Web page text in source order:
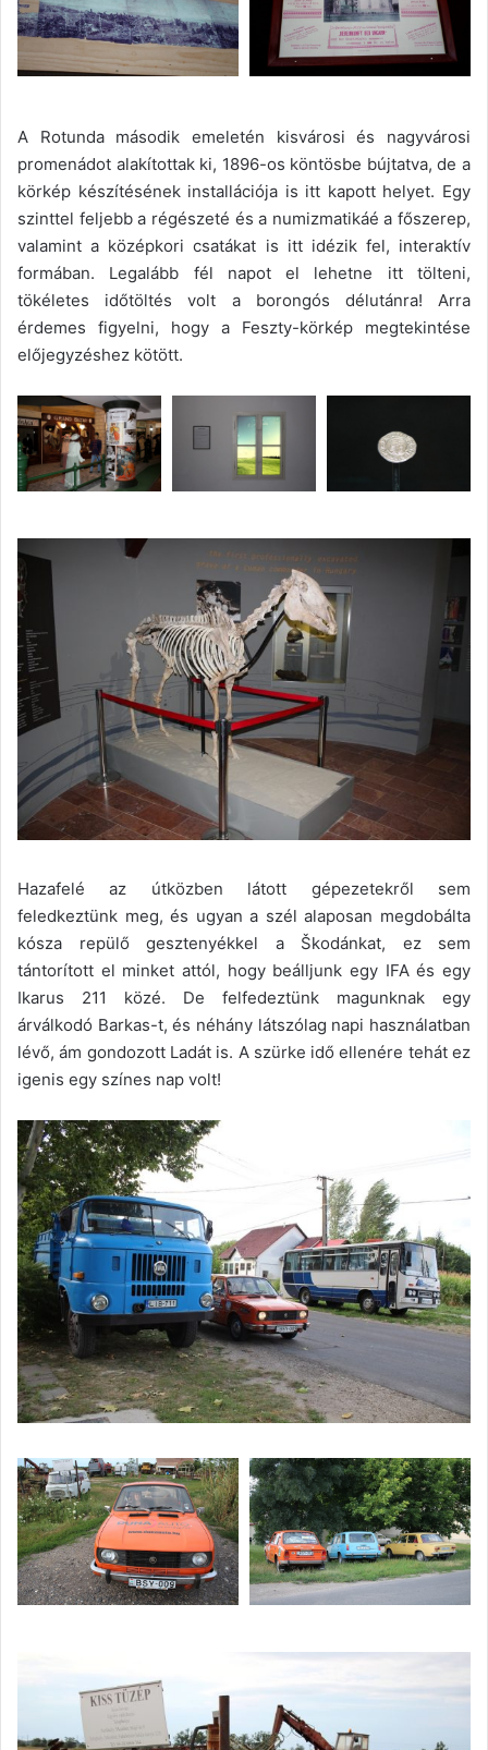
A Rotunda második emeletén kisvárosi és nagyvárosi
promenádot alakítottak ki, 1896-os köntösbe bújtatva, de a
körkép készítésének installációja is itt kapott helyet. Egy
szinttel feljebb a régészeté és a numizmatikáé a főszerep,
valamint a középkori csatákat is itt idézik fel, interaktív
formában. Legalább fél napot el lehetne itt tölteni,
tökéletes időtöltés volt a borongós délutánra! Arra
érdemes figyelni, hogy a Feszty-körkép megtekintése
előjegyzéshez kötött.
Hazafelé az útközben látott gépezetekről sem
feledkeztünk meg, és ugyan a szél alaposan megdobálta
kósza repülő gesztenyékkel a Škodánkat, ez sem
tántorított el minket attól, hogy beálljunk egy IFA és egy
Ikarus 211 közé. De felfedeztünk magunknak egy
árválkodó Barkas-t, és néhány látszólag napi használatban
lévő, ám gondozott Ladát is. A szürke idő ellenére tehát ez
igenis egy színes nap volt!